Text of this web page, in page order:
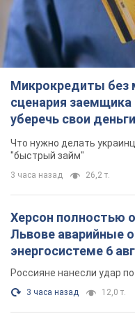
Микрокредиты без
сценария
уберечь свои деньги
Что нужно делать
"быстрый займ"
3 часа назад 26,2 т.
Херсон полностью
Львове аварийные
энергосистеме 6
Россияне нанесли удар
3 часа назад 12,0 т.